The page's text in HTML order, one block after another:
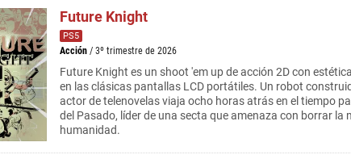
Future Knight
PS5
Acción / 3º trimestre de 2026
Future Knight es un shoot 'em up de acción 2D con
en las clásicas pantallas LCD portátiles. Un robot
actor de telenovelas viaja ocho horas atrás en el tiempo
del Pasado, líder de una secta que amenaza con borrar la
humanidad.